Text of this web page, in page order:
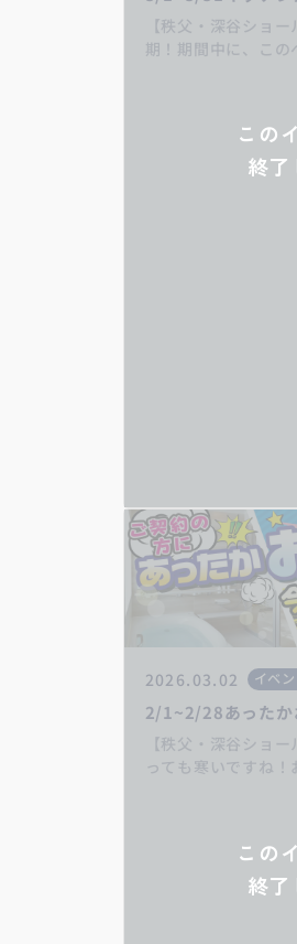
【秩父・深谷ショ
期！期間中に、こ
ます。埼玉県深谷
町のリフォーム・
この
終
2026.03.02 イベ
2/1~2/28あったか
【秩父・深谷ショ
っても寒いですね
お得なキャンペー
もありがとうござ
この
終